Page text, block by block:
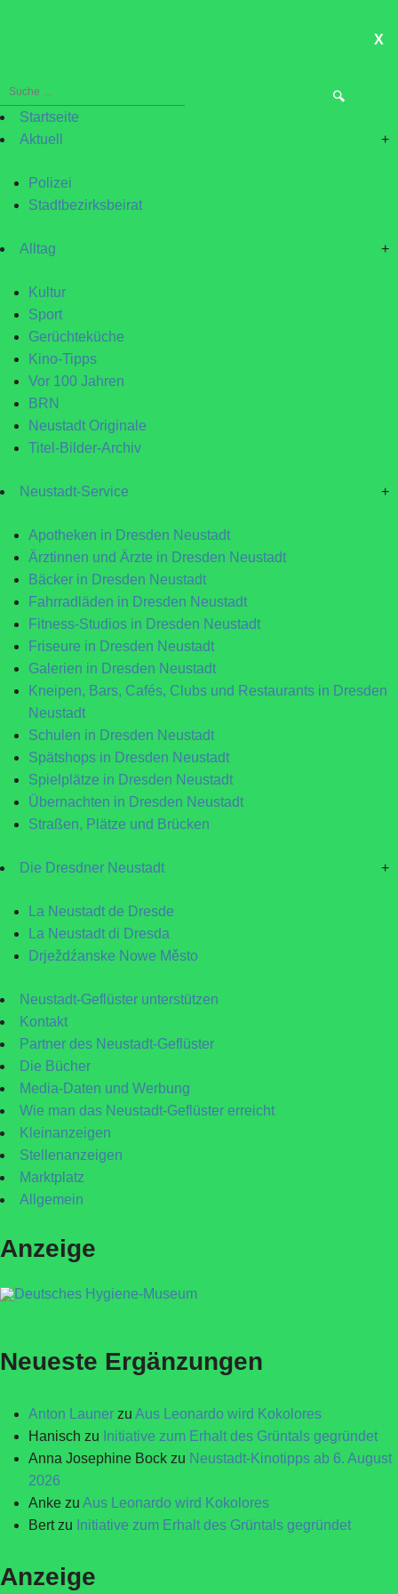
X
Suche
nach:Startseite
Aktuell
+
Polizei
Stadtbezirksbeirat
Alltag +
Kultur
Sport
Gerüchteküche
Kino-Tipps
Vor 100 Jahren
BRN
Neustadt Originale
Titel-Bilder-Archiv
Neustadt-Service +
Apotheken in Dresden Neustadt
Ärztinnen und Ärzte in Dresden Neustadt
Bäcker in Dresden Neustadt
Fahrradläden in Dresden Neustadt
Fitness-Studios in Dresden Neustadt
Friseure in Dresden Neustadt
Galerien in Dresden Neustadt
Kneipen, Bars, Cafés, Clubs und Restaurants in Dresden
Neustadt
Schulen in Dresden Neustadt
Spätshops in Dresden Neustadt
Spielplätze in Dresden Neustadt
Übernachten in Dresden Neustadt
Straßen, Plätze und Brücken
Die Dresdner Neustadt +
La Neustadt de Dresde
La Neustadt di Dresda
Drježdźanske Nowe Město
Neustadt-Geflüster unterstützen
Kontakt
Partner des Neustadt-Geflüster
Die Bücher
Media-Daten und Werbung
Wie man das Neustadt-Geflüster erreicht
Kleinanzeigen
Stellenanzeigen
Marktplatz
Allgemein
Anzeige
Neueste Ergänzungen
Anton Launer zu Aus Leonardo wird Kokolores
Hanisch zu Initiative zum Erhalt des Grüntals gegründet
Anna Josephine Bock zu Neustadt-Kinotipps ab 6. August
2026
Anke zu Aus Leonardo wird Kokolores
Bertzu Initiative zum Erhalt des Grüntals gegründet
Anzeige